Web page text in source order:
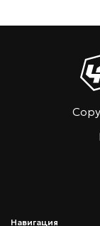
Навигация